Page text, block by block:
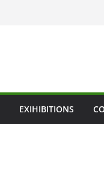
EXIHIBITIONS